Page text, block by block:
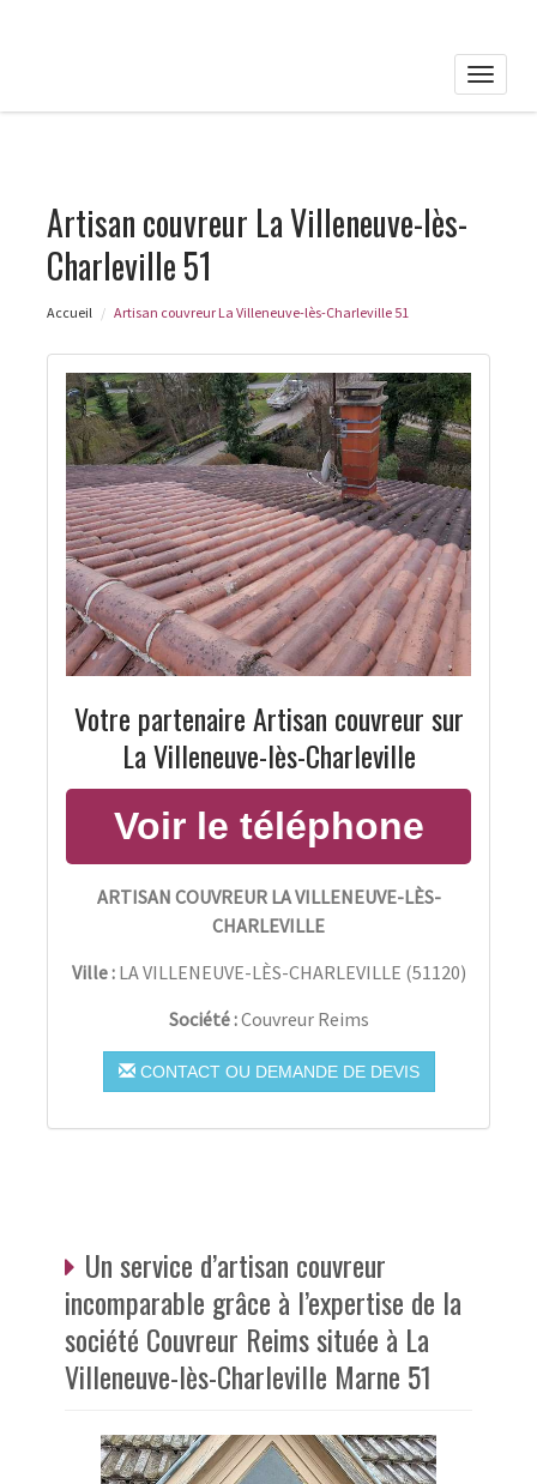
Toggle
Artisan couvreur La Villeneuve-lès-
Charleville 51
Accueil Artisan couvreur La Villeneuve-lès-Charleville 51
Votre partenaire Artisan couvreur sur
La Villeneuve-lès-Charleville
ARTISAN COUVREUR LA VILLENEUVE-LÈS-
CHARLEVILLE
Ville : LA VILLENEUVE-LÈS-CHARLEVILLE (51120)
Société :Couvreur Reims
CONTACT OU DEMANDE DE DEVIS
Un service d’artisan couvreur
incomparable grâce à l’expertise de la
société Couvreur Reims située à La
Villeneuve-lès-Charleville Marne 51